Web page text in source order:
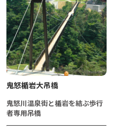
鬼怒楯岩大吊橋
鬼怒川温泉街と楯岩を結ぶ歩行
者専用吊橋